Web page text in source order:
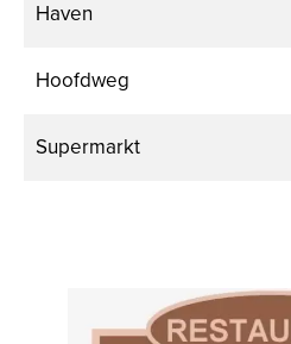
Haven
Hoofdweg
Supermarkt